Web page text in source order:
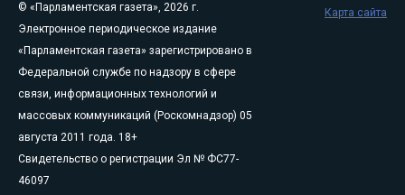
© «Парламентская газета», 2026 г.
Электронное периодическое издание
«Парламентская газета» зарегистрировано в
Федеральной службе по надзору в сфере
связи, информационных технологий и
массовых коммуникаций (Роскомнадзор) 05
августа 2011 года. 18+
Свидетельство о регистрации Эл № ФС77-
46097
Карта сайта